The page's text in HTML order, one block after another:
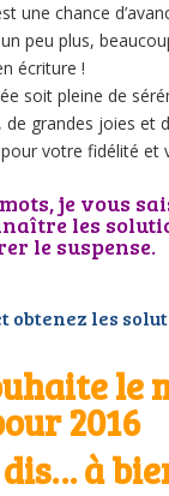
une chance
peu plus,
écriture !
soit pleine de
de grandes joies et
votre fidélité et
je vous
les
le suspense.
obtenez les
le
2016
à